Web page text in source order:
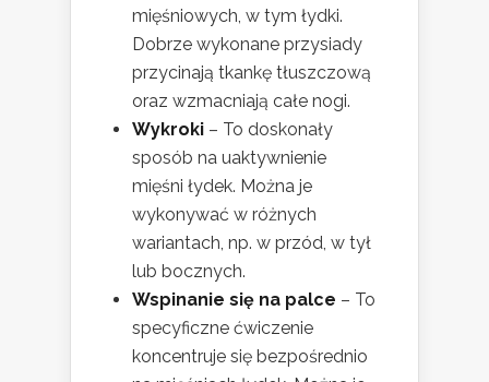
mięśniowych, w tym łydki.
Dobrze wykonane przysiady
przycinają tkankę tłuszczową
oraz wzmacniają całe nogi.
Wykroki – To doskonały
sposób na uaktywnienie
mięśni łydek. Można je
wykonywać w różnych
wariantach, np. w przód, w tył
lub bocznych.
Wspinanie się na palce – To
specyficzne ćwiczenie
koncentruje się bezpośrednio